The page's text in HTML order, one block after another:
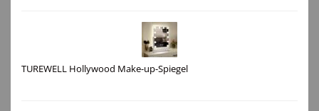
TUREWELL Hollywood Make-up-Spiegel